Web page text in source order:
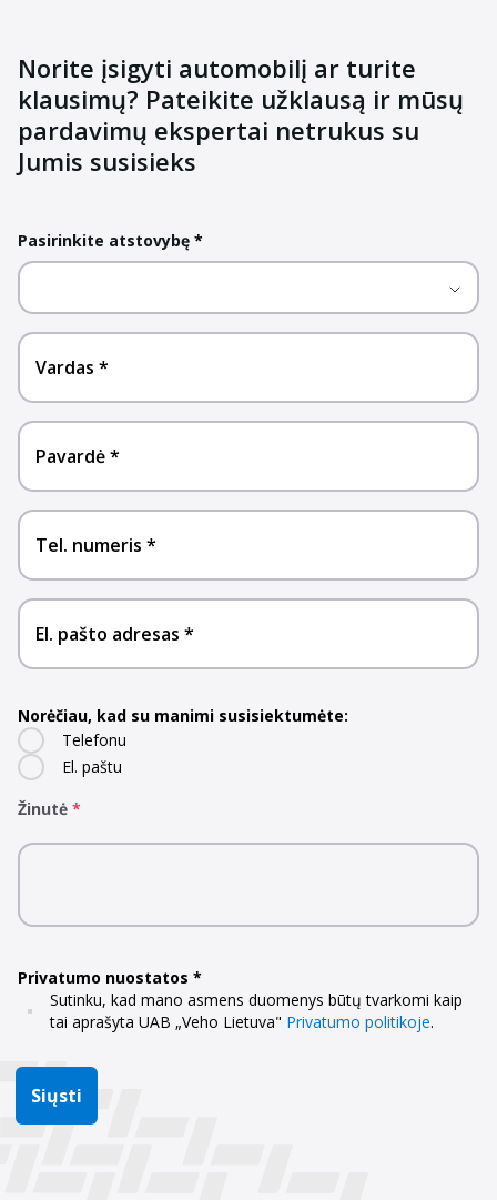
Norite įsigyti automobilį ar turite
klausimų? Pateikite užklausą ir mūsų
pardavimų ekspertai netrukus su
Jumis susisieks
Pasirinkite atstovybę *
Vardas
Pavardė
Tel. numeris
El. pašto adresas
Norėčiau, kad su manimi susisiektumėte:
Telefonu
El. paštu
Žinutė
Privatumo nuostatos
Sutinku, kad mano asmens duomenys būtų tvarkomi kaip
tai aprašyta UAB „Veho Lietuva" Privatumo politikoje.
Siųsti